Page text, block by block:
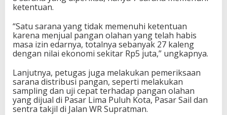
ketentuan.
“Satu sarana yang tidak memenuhi ketentuan
karena menjual pangan olahan yang telah habis
masa izin edarnya, totalnya sebanyak 27 kaleng
dengan nilai ekonomi sekitar Rp5 juta,” ungkapnya.
Lanjutnya, petugas juga melakukan pemeriksaan
sarana distribusi pangan, seperti melakukan
sampling dan uji cepat terhadap pangan olahan
yang dijual di Pasar Lima Puluh Kota, Pasar Sail dan
sentra takjil di Jalan WR Supratman.